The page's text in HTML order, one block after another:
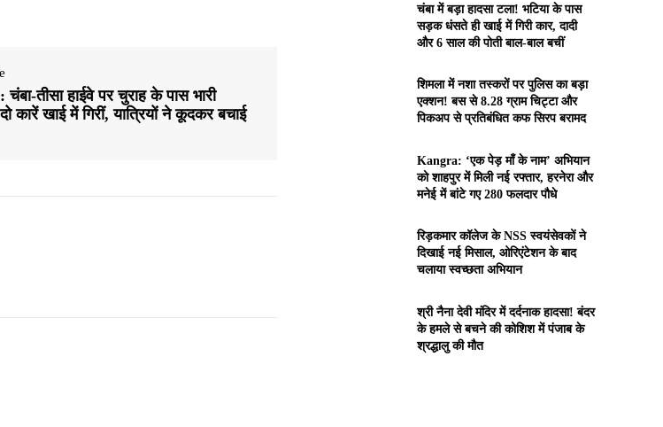
तीसा हाईवे पर चुराह के पास भारी
कारें खाई में गिरीं, यात्रियों ने कूदकर बचाई
चंबा में बड़ा हादसा टला! भटिया के पास
सड़क धंसते ही खाई में गिरी कार, दादी
और 6 साल की पोती बाल-बाल बचीं
शिमला में नशा तस्करों पर पुलिस का बड़ा
एक्शन! बस से 8.28 ग्राम चिट्टा और
पिकअप से प्रतिबंधित कफ सिरप बरामद
Kangra: ‘एक पेड़ माँ के नाम’ अभियान
को शाहपुर में मिली नई रफ्तार, हरनेरा और
मनेई में बांटे गए 280 फलदार पौधे
रिड़कमार कॉलेज के NSS स्वयंसेवकों ने
दिखाई नई मिसाल, ओरिएंटेशन के बाद
चलाया स्वच्छता अभियान
श्री नैना देवी मंदिर में दर्दनाक हादसा! बंदर
के हमले से बचने की कोशिश में पंजाब के
श्रद्धालु की मौत